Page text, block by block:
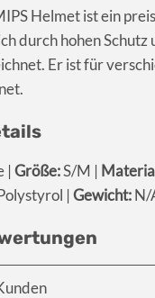
Helmet ist ein
durch hohen Schutz
Er ist für
| Größe:S/M |
| Gewicht:N/